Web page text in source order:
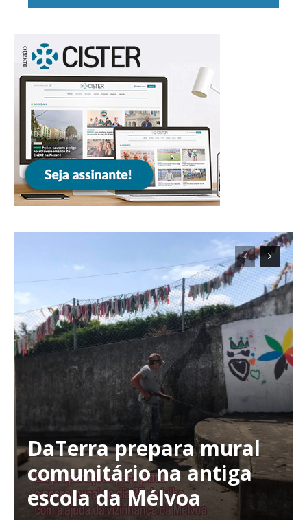
Planos de Assinatura
Faça-se assinante do Região de Cister e ajude-nos a manter este serviço
público!
Sendo assinante terá acesso a todos os conteúdos exclusivos e versões
digitais.
Escolha o plano de assinatura desejado:
ASSINATURA
IMPRESSA
DaTerra prepara mural
comunitário na antiga
escola da Mélvoa